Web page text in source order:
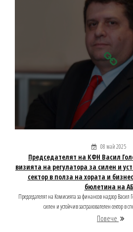
08 май 2025
Председателят на КФН Васил
визията на регулатора за силен и
сектор в полза на хората и
бюлетина на
Председателят на Комисията за финансов надзор Васил
силен и устойчив застрахователен сектор в
Повече